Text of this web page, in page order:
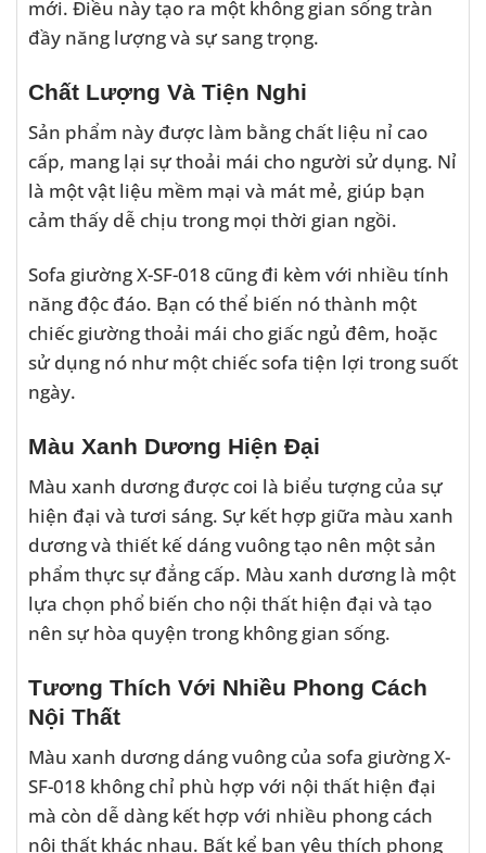
mới. Điều này tạo ra một không gian sống tràn
đầy năng lượng và sự sang trọng.
Chất Lượng Và Tiện Nghi
Sản phẩm này được làm bằng chất liệu nỉ cao
cấp, mang lại sự thoải mái cho người sử dụng. Nỉ
là một vật liệu mềm mại và mát mẻ, giúp bạn
cảm thấy dễ chịu trong mọi thời gian ngồi.
Sofa giường X-SF-018 cũng đi kèm với nhiều tính
năng độc đáo. Bạn có thể biến nó thành một
chiếc giường thoải mái cho giấc ngủ đêm, hoặc
sử dụng nó như một chiếc sofa tiện lợi trong suốt
ngày.
Màu Xanh Dương Hiện Đại
Màu xanh dương được coi là biểu tượng của sự
hiện đại và tươi sáng. Sự kết hợp giữa màu xanh
dương và thiết kế dáng vuông tạo nên một sản
phẩm thực sự đẳng cấp. Màu xanh dương là một
lựa chọn phổ biến cho nội thất hiện đại và tạo
nên sự hòa quyện trong không gian sống.
Tương Thích Với Nhiều Phong Cách
Nội Thất
Màu xanh dương dáng vuông của sofa giường X-
SF-018 không chỉ phù hợp với nội thất hiện đại
mà còn dễ dàng kết hợp với nhiều phong cách
nội thất khác nhau. Bất kể bạn yêu thích phong